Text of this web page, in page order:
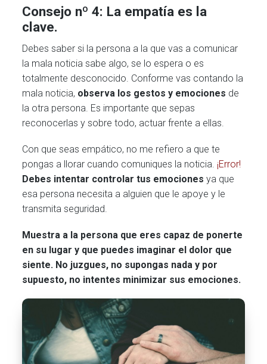
Consejo nº 4: La empatía es la
clave.
Debes saber si la persona a la que vas a comunicar
la mala noticia sabe algo, se lo espera o es
totalmente desconocido. Conforme vas contando la
mala noticia, observa los gestos y emociones de
la otra persona. Es importante que sepas
reconocerlas y sobre todo, actuar frente a ellas.
Con que seas empático, no me refiero a que te
pongas a llorar cuando comuniques la noticia. ¡Error!
Debes intentar controlar tus emociones ya que
esa persona necesita a alguien que le apoye y le
transmita seguridad.
Muestra a la persona que eres capaz de ponerte
en su lugar y que puedes imaginar el dolor que
siente. No juzgues, no supongas nada y por
supuesto, no intentes minimizar sus emociones.